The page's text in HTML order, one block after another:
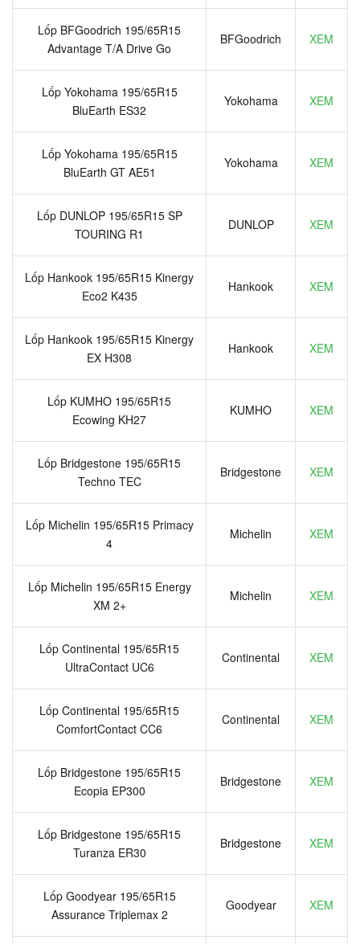
Lốp BFGoodrich 195/65R15
Advantage T/A Drive Go
BFGoodrich XEM
Lốp Yokohama 195/65R15
BluEarth ES32
Yokohama XEM
Lốp Yokohama 195/65R15
BluEarth GT AE51
Yokohama XEM
Lốp DUNLOP 195/65R15 SP
TOURING R1
DUNLOP XEM
Lốp Hankook 195/65R15 Kinergy
Eco2 K435
Hankook XEM
Lốp Hankook 195/65R15 Kinergy
EX H308
Hankook XEM
Lốp KUMHO 195/65R15
Ecowing KH27
KUMHO XEM
Lốp Bridgestone 195/65R15
Techno TEC
Bridgestone XEM
Lốp Michelin 195/65R15 Primacy
4
Michelin XEM
Lốp Michelin 195/65R15 Energy
XM 2+
Michelin XEM
Lốp Continental 195/65R15
UltraContact UC6
Continental XEM
Lốp Continental 195/65R15
ComfortContact CC6
Continental XEM
Lốp Bridgestone 195/65R15
Ecopia EP300
Bridgestone XEM
Lốp Bridgestone 195/65R15
Turanza ER30
Bridgestone XEM
Lốp Goodyear 195/65R15
Assurance Triplemax 2
Goodyear XEM